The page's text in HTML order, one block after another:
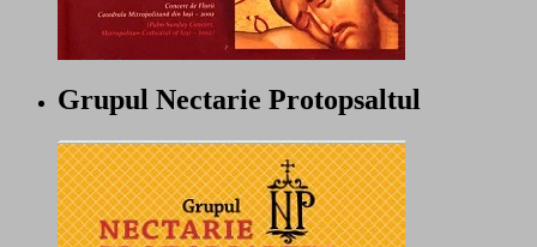
Grupul Nectarie Protopsaltul